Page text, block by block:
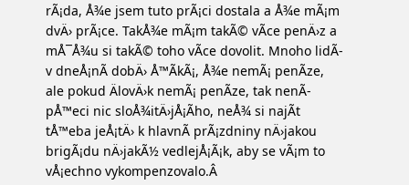
rÃ¡da, Å¾e jsem tuto prÃ¡ci dostala a Å¾e mÃ¡m
dvÄ› prÃ¡ce. TakÅ¾e mÃ¡m takÃ© vÃ­ce penÄ›z a
mÅ¯Å¾u si takÃ© toho vÃ­ce dovolit. Mnoho lidÃ­
v dneÅ¡nÃ­ dobÄ› Å™Ã­kÃ¡, Å¾e nemÃ¡ penÃ­ze,
ale pokud ÄlovÄ›k nemÃ¡ penÃ­ze, tak nenÃ­
pÅ™eci nic sloÅ¾itÄ›jÅ¡Ã­ho, neÅ¾ si najÃ­t
tÅ™eba jeÅ¡tÄ› k hlavnÃ­ prÃ¡zdniny nÄ›jakou
brigÃ¡du nÄ›jakÃ½ vedlejÅ¡Ã¡k, aby se vÃ¡m to
vÅ¡echno vykompenzovalo.Â